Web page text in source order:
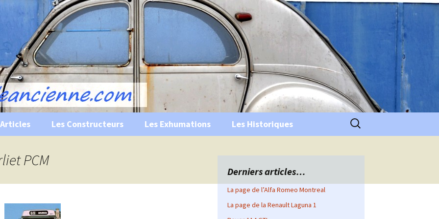
Ancienne
historiques …
Les Constructeurs Les Exhumations Les Historiques Rechercher :
PCM
Derniers articles…
La page de l’Alfa Romeo Montreal
La page de la Renault Laguna 1